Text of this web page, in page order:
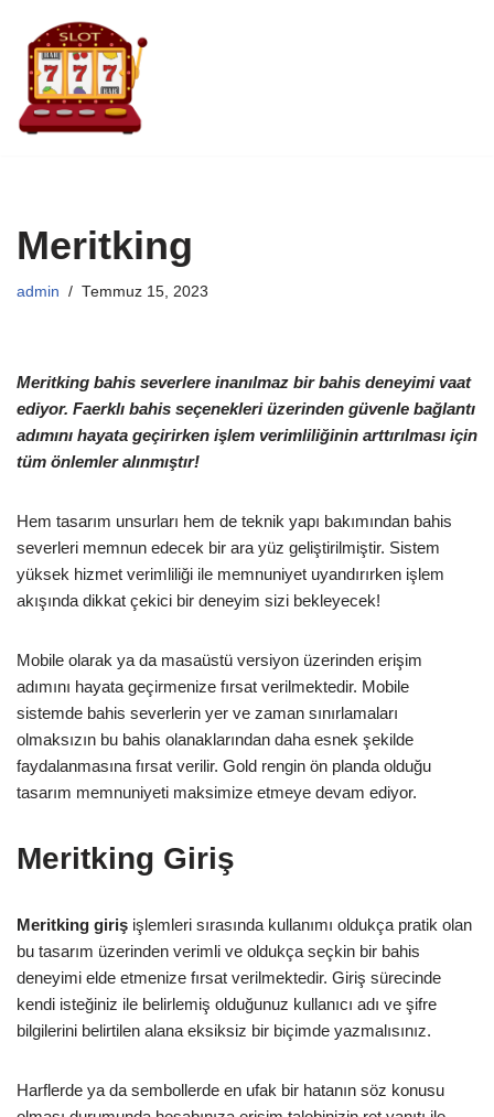
İçeriğe
geç
Meritking
admin Temmuz 15, 2023
Meritking bahis severlere inanılmaz bir bahis deneyimi vaat
ediyor. Faerklı bahis seçenekleri üzerinden güvenle bağlantı
adımını hayata geçirirken işlem verimliliğinin arttırılması için
tüm önlemler alınmıştır!
Hem tasarım unsurları hem de teknik yapı bakımından bahis
severleri memnun edecek bir ara yüz geliştirilmiştir. Sistem
yüksek hizmet verimliliği ile memnuniyet uyandırırken işlem
akışında dikkat çekici bir deneyim sizi bekleyecek!
Mobile olarak ya da masaüstü versiyon üzerinden erişim
adımını hayata geçirmenize fırsat verilmektedir. Mobile
sistemde bahis severlerin yer ve zaman sınırlamaları
olmaksızın bu bahis olanaklarından daha esnek şekilde
faydalanmasına fırsat verilir. Gold rengin ön planda olduğu
tasarım memnuniyeti maksimize etmeye devam ediyor.
Meritking Giriş
Meritking giriş işlemleri sırasında kullanımı oldukça pratik olan
bu tasarım üzerinden verimli ve oldukça seçkin bir bahis
deneyimi elde etmenize fırsat verilmektedir. Giriş sürecinde
kendi isteğiniz ile belirlemiş olduğunuz kullanıcı adı ve şifre
bilgilerini belirtilen alana eksiksiz bir biçimde yazmalısınız.
Harflerde ya da sembollerde en ufak bir hatanın söz konusu